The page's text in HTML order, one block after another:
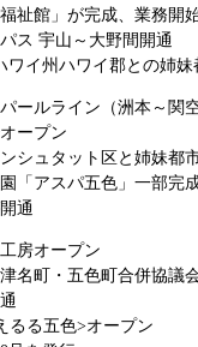
祉館」が完成、業務開
ス 宇山～大野間開通
ワイ州ハワイ郡との姉妹
ールライン（洲本～関
ープン
シュタット区と姉妹都
「アスパ五色」一部完
通
房オープン
名町・五色町合併協議
るる五色>オープン